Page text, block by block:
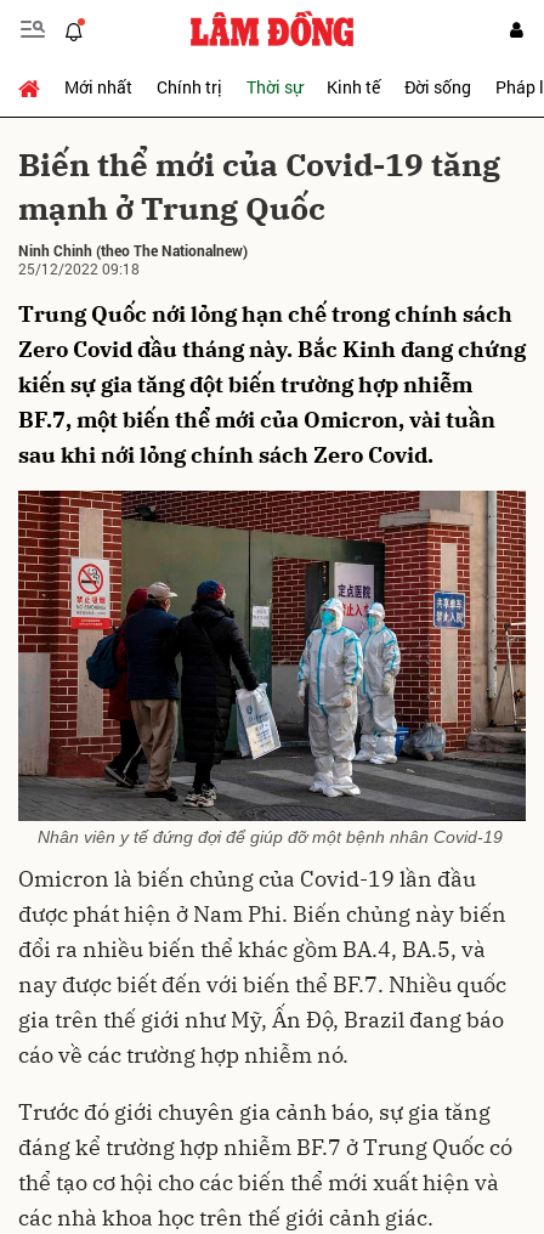
Mới nhất Chính trị Thời sự Kinh tế Đời sống Pháp
Biến thể mới của Covid-19 tăng
mạnh ở Trung Quốc
Ninh Chinh(theo The Nationalnew)
25/12/2022 09:18
Trung Quốc nới lỏng hạn chế trong chính sách
Zero Covid đầu tháng này. Bắc Kinh đang chứng
kiến sự gia tăng đột biến trường hợp nhiễm
BF.7, một biến thể mới của Omicron, vài tuần
sau khi nới lỏng chính sách Zero Covid.
Nhân viên y tế đứng đợi để giúp đỡ một bệnh nhân Covid-19
Omicron là biến chủng của Covid-19 lần đầu
được phát hiện ở Nam Phi. Biến chủng này biến
đổi ra nhiều biến thể khác gồm BA.4, BA.5, và
nay được biết đến với biến thể BF.7. Nhiều quốc
gia trên thế giới như Mỹ, Ấn Độ, Brazil đang báo
cáo về các trường hợp nhiễm nó.
Trước đó giới chuyên gia cảnh báo, sự gia tăng
đáng kể trường hợp nhiễm BF.7 ở Trung Quốc có
thể tạo cơ hội cho các biến thể mới xuất hiện và
các nhà khoa học trên thế giới cảnh giác.
Gửi bình luận